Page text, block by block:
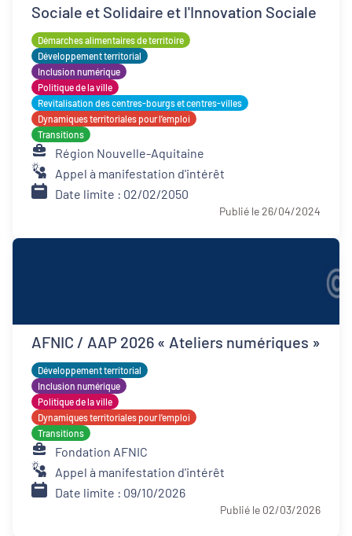
Sociale et Solidaire et l'Innovation Sociale
Démarches alimentaires de territoire
Développement territorial
Inclusion numérique
Politique de la ville
Revitalisation des centres-bourgs et centres-villes
Dynamiques territoriales pour l’emploi
Transitions
Région Nouvelle-Aquitaine
Appel à manifestation d'intérêt
Date limite : 02/02/2050
Publié le 26/04/2024
AFNIC / AAP 2026 « Ateliers numériques »
Développement territorial
Inclusion numérique
Politique de la ville
Dynamiques territoriales pour l’emploi
Transitions
Fondation AFNIC
Appel à manifestation d'intérêt
Date limite : 09/10/2026
Publié le 02/03/2026